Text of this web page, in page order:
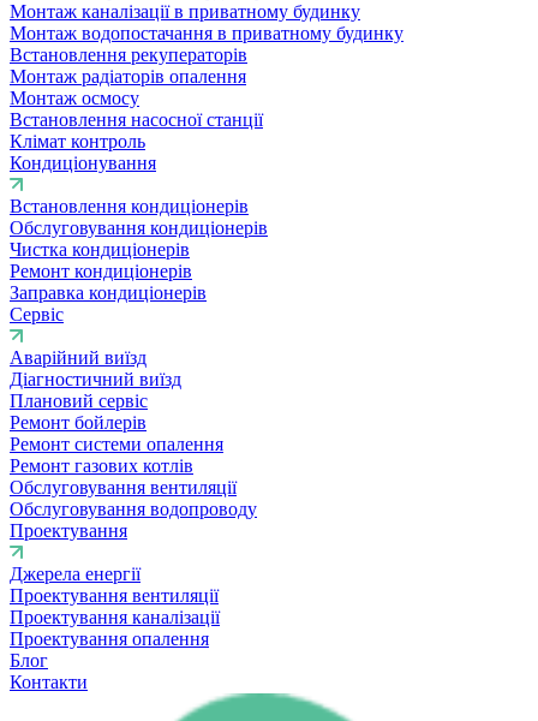
Монтаж каналізації в приватному будинку
Монтаж водопостачання в приватному будинку
Встановлення рекуператорів
Монтаж радіаторів опалення
Монтаж осмосу
Встановлення насосної станції
Клімат контроль
Кондиціонування
Встановлення кондиціонерів
Обслуговування кондиціонерів
Чистка кондиціонерів
Ремонт кондиціонерів
Заправка кондиціонерів
Сервіс
Аварійний виїзд
Діагностичний виїзд
Плановий сервіс
Ремонт бойлерів
Ремонт системи опалення
Ремонт газових котлів
Обслуговування вентиляції
Обслуговування водопроводу
Проектування
Джерела енергії
Проектування вентиляції
Проектування каналізації
Проектування опалення
Блог
Контакти